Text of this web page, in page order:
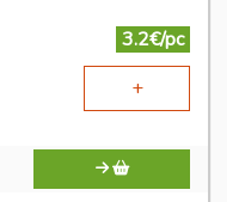
3.2€/pc
+